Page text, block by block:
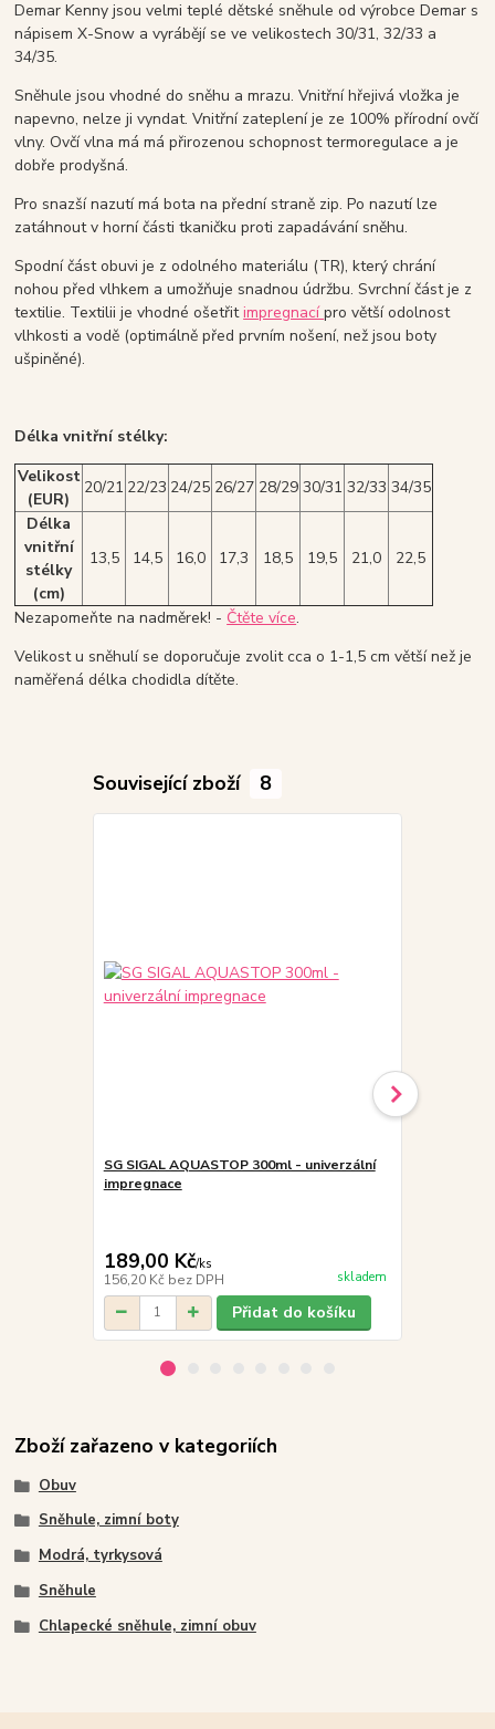
Demar Kenny jsou velmi teplé dětské sněhule od výrobce Demar s
nápisem X-Snow a vyrábějí se ve velikostech 30/31, 32/33 a
34/35.
Sněhule jsou vhodné do sněhu a mrazu. Vnitřní hřejivá vložka je
napevno, nelze ji vyndat. Vnitřní zateplení je ze 100% přírodní ovčí
vlny. Ovčí vlna má má přirozenou schopnost termoregulace a je
dobře prodyšná.
Pro snazší nazutí má bota na přední straně zip. Po nazutí lze
zatáhnout v horní části tkaničku proti zapadávání sněhu.
Spodní část obuvi je z odolného materiálu (TR), který chrání
nohou před vlhkem a umožňuje snadnou údržbu. Svrchní část je z
textilie. Textilii je vhodné ošetřitimpregnacípro větší odolnost
vlhkosti a vodě (optimálně před prvním nošení, než jsou boty
ušpiněné).
Délka vnitřní stélky:
Velikost
(EUR)
20/21 22/23 24/25 26/27 28/29 30/31 32/33 34/35
Délka
vnitřní
stélky
(cm)
13,5 14,5 16,0 17,3 18,5 19,5 21,0 22,5
Nezapomeňte na nadměrek! - Čtěte více.
Velikost u sněhulí se doporučuje zvolit cca o 1-1,5 cm větší než je
naměřená délka chodidla dítěte.
Související zboží 8
SG SIGAL AQUASTOP 300ml - univerzální
impregnace
189,00 Kč/ks
156,20 Kč bez DPH skladem
Přidat do košíku
Zboží zařazeno v kategoriích
Obuv
Sněhule, zimní boty
Modrá, tyrkysová
Sněhule
Chlapecké sněhule, zimní obuv